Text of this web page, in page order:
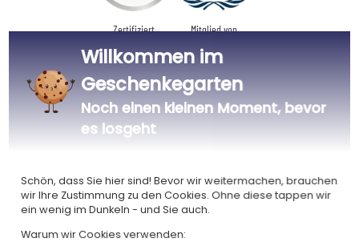
Zertifiziert
Mitglied von
Unsere CSR-Politik|Labels
Dieses Geschenk ist
Personalisiert
in Frankreich
GOTS
Willkommen im
Geschenkegarten
Noch einen kleinen Moment, bevor
es losgeht
Schön, dass Sie hier sind! Bevor wir weitermachen, brauchen
wir Ihre Zustimmung zu den Cookies. Ohne diese tappen wir
ein wenig im Dunkeln - und Sie auch.
Warum wir Cookies verwenden: